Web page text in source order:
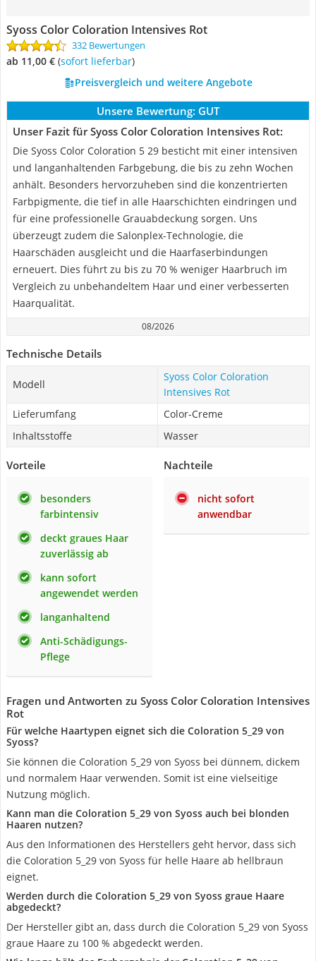
Syoss Color Coloration Intensives Rot
332 Bewertungen
ab 11,00 € ( Sofort lieferbar)
Preisvergleich und weitere Angebote
Unsere Bewertung: GUT
Unser Fazit für Syoss Color Coloration Intensives Rot:
Die Syoss Color Coloration 5 29 besticht mit einer intensiven
und langanhaltenden Farbgebung, die bis zu zehn Wochen
anhält. Besonders hervorzuheben sind die konzentrierten
Farbpigmente, die tief in alle Haarschichten eindringen und
für eine professionelle Grauabdeckung sorgen. Uns
überzeugt zudem die Salonplex-Technologie, die
Haarschäden ausgleicht und die Haarfaserbindungen
erneuert. Dies führt zu bis zu 70 % weniger Haarbruch im
Vergleich zu unbehandeltem Haar und einer verbesserten
Haarqualität.
08/2026
Technische Details
Modell
Syoss Color Coloration
Intensives Rot
Lieferumfang
Color-Creme
Inhaltsstoffe
Wasser
Vorteile
besonders
farbintensiv
deckt graues Haar
zuverlässig ab
kann sofort
angewendet werden
langanhaltend
Anti-Schädigungs-
Pflege
Nachteile
nicht sofort
anwendbar
Fragen und Antworten zu Syoss Color Coloration Intensives
Rot
Für welche Haartypen eignet sich die Coloration 5_29 von
Syoss?
Sie können die Coloration 5_29 von Syoss bei dünnem, dickem
und normalem Haar verwenden. Somit ist eine vielseitige
Nutzung möglich.
Kann man die Coloration 5_29 von Syoss auch bei blonden
Haaren nutzen?
Aus den Informationen des Herstellers geht hervor, dass sich
die Coloration 5_29 von Syoss für helle Haare ab hellbraun
eignet.
Werden durch die Coloration 5_29 von Syoss graue Haare
abgedeckt?
Der Hersteller gibt an, dass durch die Coloration 5_29 von Syoss
graue Haare zu 100 % abgedeckt werden.